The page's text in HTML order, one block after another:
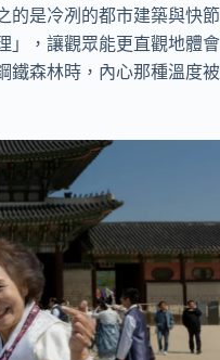
的是冷冽的都市建築與快節
」，讓觀眾能更直觀地體會
鐵森林時，內心那種溫度被